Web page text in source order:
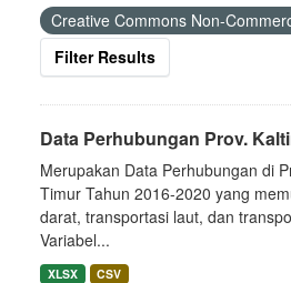
Creative Commons Non-
Filter Results
Data Perhubungan Prov.
Merupakan Data Perhubungan di
Timur Tahun 2016-2020 yang
darat, transportasi laut, dan
Variabel...
XLSX CSV